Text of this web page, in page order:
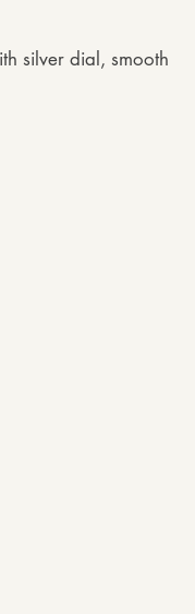
silver dial, smooth